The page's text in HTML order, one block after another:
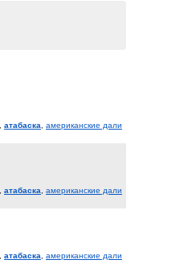
атабаска американские дали
атабаска американские дали
атабаска американские дали